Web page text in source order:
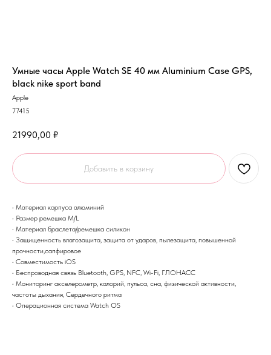
Умные часы Apple Watch SE 40 мм Aluminium Case GPS,
black nike sport band
Apple
77415
21990,00 ₽
Добавить в корзину
• Материал корпуса алюминий
• Размер ремешка M/L
• Материал браслета/ремешка силикон
• Защищенность влагозащита, защита от ударов, пылезащита, повышенной
прочности,сапфировое
• Совместимость iOS
• Беспроводная связь Bluetooth, GPS, NFC, Wi-Fi, ГЛОНАСC
• Мониторинг акселерометр, калорий, пульса, сна, физической активности,
частоты дыхания, Сердечного ритма
• Операционная система Watch OS